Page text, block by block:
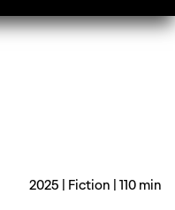
2025 | Fiction | 110 min